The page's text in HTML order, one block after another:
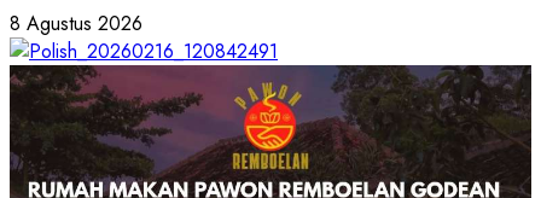
Skip
to
content
8 Agustus 2026